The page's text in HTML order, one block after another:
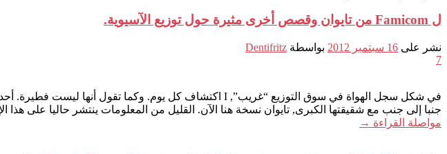
ل Famicom من تايوان وقصص أخرى مثيرة حول توزيع الآسيوية.
نشر على 16 سبتمبر 2012 بواسطة Dentifritz
7
في شكل سجل الهواة في سوق التوزيع “غريب”, I اكتشاف كل يوم. وكما تقول أنها ليست فطيرة. أحدث اكتشاف مؤرخة : ل Famicom تايوانيا. بعد
جنبا إلى جنب مع شقيقتها الكبرى, تايوان نسخة هنا الآن. القليل من المعلومات ينتشر حاليا على
مواصلة القراءة →